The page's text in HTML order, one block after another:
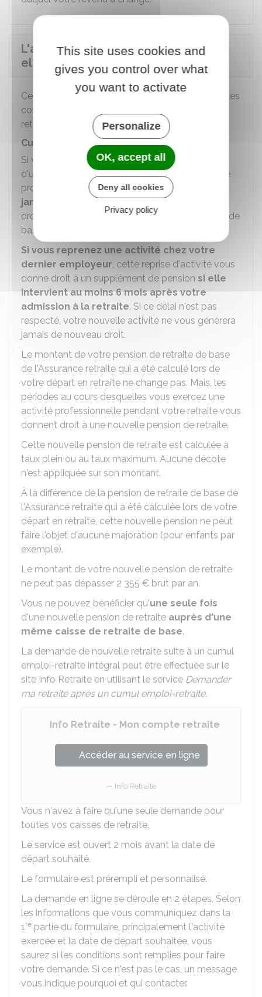
L'activité professionnelle donne-t-
elle droit à une nouvelle retraite ?
Cela dépend selon que vous remplissez ou non les
conditions pour bénéficier d'un cumul emploi-
retraite intégral.
Cumul emploi-retraite intégral
Si vous remplissez les conditions pour bénéficier
d'un cumul emploi-retraite intégral, votre activité
professionnelle vous permet,depuis le 1er
janvier 2023
, de vous constituer de nouveaux
droits à la retraite auprès de la caisse de retraite de
base dont relève votre activité.
Si vous reprenez une activité chez votre
dernier employeur, cette reprise d'activité vous
donne droit à un supplément de pension si elle
intervient au moins 6 mois après votre
admission à la retraite. Si ce délai n'est pas
respecté, votre nouvelle activité ne vous génèrera
jamais de nouveau droit.
Le montant de votre pension de retraite de base
de l'Assurance retraite qui a été calculé lors de
votre départ en retraite ne change pas. Mais, les
périodes au cours desquelles vous exercez une
activité professionnelle pendant votre retraite vous
donnent droit à une nouvelle pension de retraite.
Cette nouvelle pension de retraite est calculée à
taux plein ou au taux maximum. Aucune décote
n'est appliquée sur son montant.
À la différence de la pension de retraite de base de
l'Assurance retraite qui a été calculée lors de votre
départ en retraite, cette nouvelle pension ne peut
faire l'objet d'aucune majoration (pour enfants par
exemple).
Le montant de votre nouvelle pension de retraite
ne peut pas dépasser 2 355 € brut par an.
Vous ne pouvez bénéficier qu'une seule fois
d'une nouvelle pension de retraite auprès d'une
même caisse de retraite de base.
La demande de nouvelle retraite suite à un cumul
emploi-retraite intégral peut être effectuée sur le
site Info Retraite en utilisant le service Demander
ma retraite après un cumul emploi-retraite.
Info Retraite - Mon compte retraite
Accéder au service en ligne
Info Retraite
Vous n'avez à faire qu'une seule demande pour
toutes vos caisses de retraite.
Le service est ouvert 2 mois avant la date de
départ souhaité.
Le formulaire est prérempli et personnalisé.
La demande en ligne se déroule en 2 étapes. Selon
les informations que vous communiquez dans la
1re partie du formulaire, principalement l'activité
exercée et la date de départ souhaitée, vous
saurez si les conditions sont remplies pour faire
votre demande. Si ce n'est pas le cas, un message
vous indique pourquoi et qui contacter.
This site uses cookies and
gives you control over what
you want to activate
Personalize
OK, accept all
Deny all cookies
Privacy policy